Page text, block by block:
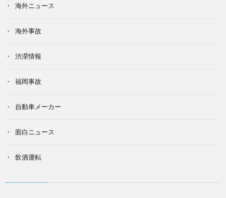
海外ニュース
海外事故
渋滞情報
福岡事故
自動車メーカー
面白ニュース
飲酒運転